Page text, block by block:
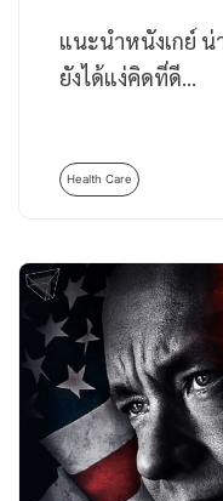
แนะนำหนังเกย์ น่
ยังได้แง่คิดที่ดี…
Health Care